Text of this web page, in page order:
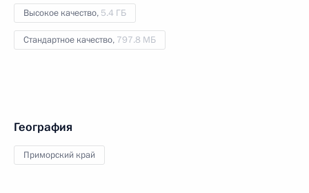
Высокое качество, 5.4 ГБ
Стандартное качество, 797.8 МБ
География
Приморский край